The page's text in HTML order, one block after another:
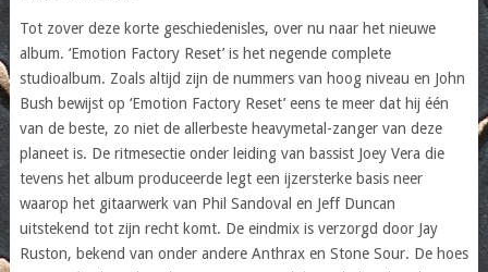
Tot zover deze korte geschiedenisles, over nu naar het nieuwe
album. ‘Emotion Factory Reset’ is het negende complete
studioalbum. Zoals altijd zijn de nummers van hoog niveau en John
Bush bewijst op ‘Emotion Factory Reset’ eens te meer dat hij één
van de beste, zo niet de allerbeste heavymetal-zanger van deze
planeet is. De ritmesectie onder leiding van bassist Joey Vera die
tevens het album produceerde legt een ijzersterke basis neer
waarop het gitaarwerk van Phil Sandoval en Jeff Duncan
uitstekend tot zijn recht komt. De eindmix is verzorgd door Jay
Ruston, bekend van onder andere Anthrax en Stone Sour. De hoes